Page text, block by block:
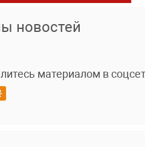
новостей
материалом в